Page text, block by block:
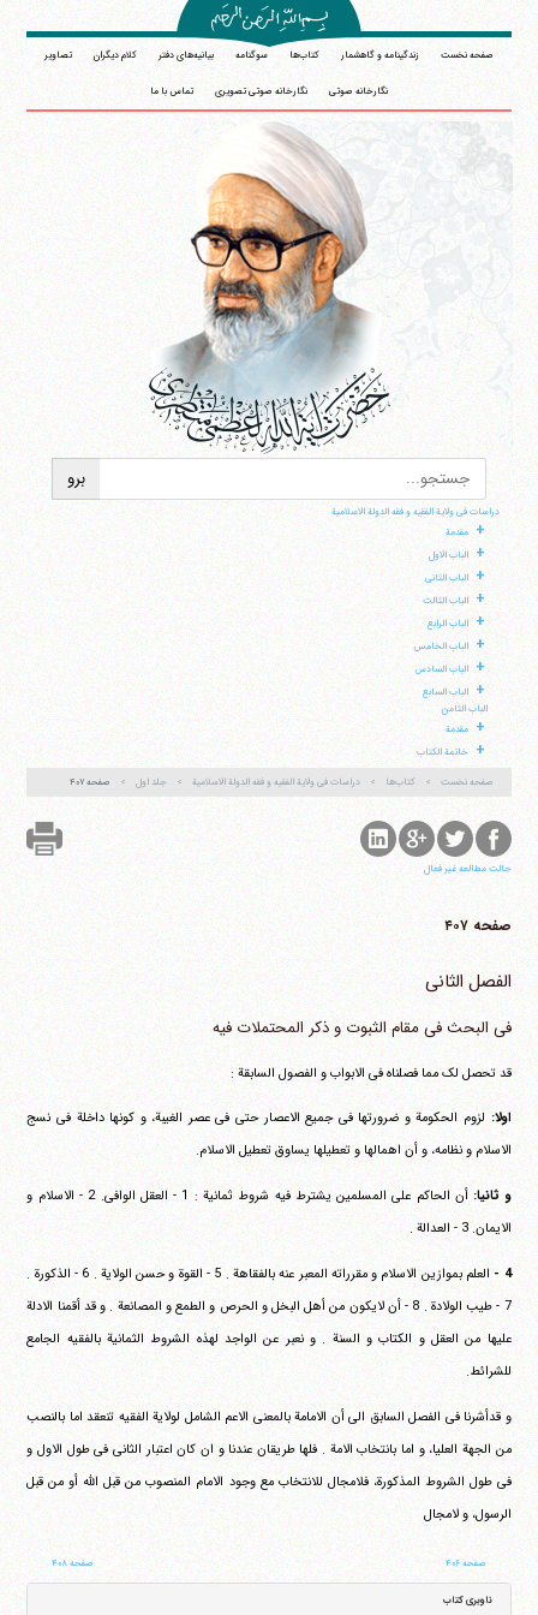
صفحه نخست زندگینامه و گاهشمار کتاب‌ها سوگنامه بیانیه‌های دفتر کلام دیگران تصاویر
نگارخانه صوتی نگارخانه صوتی تصویری تماس با ما
دراسات فی ولایة الفقیه و فقه الدولة الاسلامیة
+ مقدمة
+ الباب الاول
+ الباب الثانی
+ الباب الثالث
+ الباب الرابع
+ الباب الخامس
+ الباب السادس
+
الباب السابع
الباب الثامن
+ مقدمة
+ خاتمة الکتاب
صفحه نخست کتاب‌ها دراسات فی ولایة الفقیه و فقه الدولة الاسلامیة جلد اول صفحه ۴۰۷
حالت مطالعه غیر فعال
صفحه ۴۰۷
الفصل الثانی
فی البحث فی مقام الثبوت و ذکر المحتملات فیه
قد تحصل لک مما فصلناه فی الابواب و الفصول السابقة :
اولا: لزوم الحکومة و ضرورتها فی جمیع الاعصار حتی فی عصر الغیبة، و کونها داخلة فی نسج
الاسلام و نظامه، و أن اهمالها و تعطیلها یساوق تعطیل الاسلام.
و ثانیا:
أن الحاکم علی المسلمین یشترط فیه شروط ثمانیة : 1 - العقل الوافی. 2 - الاسلام و
الایمان. 3 - العدالة .
4 -
العلم بموازین الاسلام و مقرراته المعبر عنه بالفقاهة . 5 - القوة و حسن الولایة . 6 - الذکورة .
7 - طیب الولادة . 8 - أن لایکون من أهل البخل و الحرص و الطمع و المصانعة . و قد أقمنا الادلة
علیها من العقل و الکتاب و السنة . و نعبر عن الواجد لهذه الشروط الثمانیة بالفقیه الجامع
للشرائط.
و قدأشرنا فی الفصل السابق الی أن الامامة بالمعنی الاعم الشامل لولایة الفقیه تنعقد اما بالنصب
من الجهة العلیا، و اما بانتخاب الامة . فلها طریقان عندنا و ان کان اعتبار الثانی فی طول الاول و
فی طول الشروط المذکورة، فلامجال للانتخاب مع وجود الامام المنصوب من قبل الله أو من قبل
الرسول، و لامجال
صفحه ۴۰۶ صفحه ۴۰۸
ناوبری کتاب